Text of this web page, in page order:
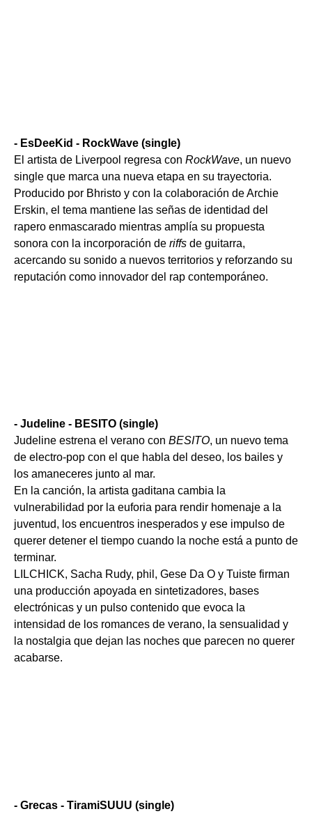
- EsDeeKid - RockWave (single)
El artista de Liverpool regresa con RockWave, un nuevo
single que marca una nueva etapa en su trayectoria.
Producido por Bhristo y con la colaboración de Archie
Erskin, el tema mantiene las señas de identidad del
rapero enmascarado mientras amplía su propuesta
sonora con la incorporación de riffs de guitarra,
acercando su sonido a nuevos territorios y reforzando su
reputación como innovador del rap contemporáneo.
- Judeline - BESITO (single)
Judeline estrena el verano con BESITO, un nuevo tema
de electro-pop con el que habla del deseo, los bailes y
los amaneceres junto al mar.
En la canción, la artista gaditana cambia la
vulnerabilidad por la euforia para rendir homenaje a la
juventud, los encuentros inesperados y ese impulso de
querer detener el tiempo cuando la noche está a punto de
terminar.
LILCHICK, Sacha Rudy, phil, Gese Da O y Tuiste firman
una producción apoyada en sintetizadores, bases
electrónicas y un pulso contenido que evoca la
intensidad de los romances de verano, la sensualidad y
la nostalgia que dejan las noches que parecen no querer
acabarse.
- Grecas - TiramiSUUU (single)